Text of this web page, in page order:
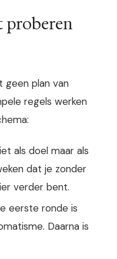
proberen
geen plan van
regels werken
als doel maar als
dat je zonder
verder bent.
eerste ronde is
Daarna is